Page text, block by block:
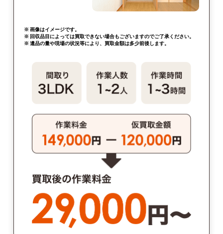
※ 画像はイメージです。
※ 回収品目によっては買取できない場合もございますのでご了承ください。
※ 遺品の量や現場の状況等により、買取金額は多少前後します。